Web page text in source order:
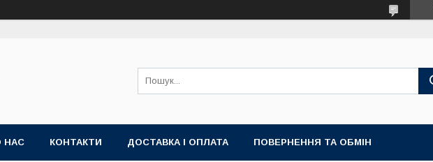
НАС КОНТАКТИ ДОСТАВКА І ОПЛАТА ПОВЕРНЕННЯ ТА ОБМІН